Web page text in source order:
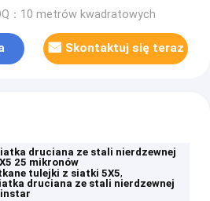
：10 metrów kwadratowych
Skontaktuj się teraz
druciana ze stali nierdzewnej
25 mikronów
tulejki z siatki 5X5,
druciana ze stali nierdzewnej